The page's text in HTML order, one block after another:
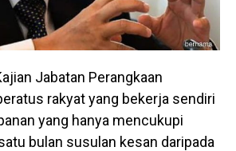
Jabatan Perangkaan
rakyat yang bekerja sendiri
yang hanya mencukupi
bulan susulan kesan daripada